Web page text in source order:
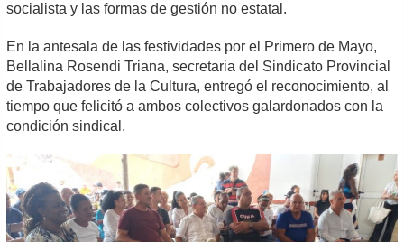
socialista y las formas de gestión no estatal.
En la antesala de las festividades por el Primero de Mayo,
Bellalina Rosendi Triana, secretaria del Sindicato Provincial
de Trabajadores de la Cultura, entregó el reconocimiento, al
tiempo que felicitó a ambos colectivos galardonados con la
condición sindical.